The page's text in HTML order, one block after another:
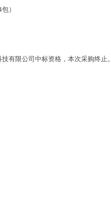
）
有限公司中标资格，本次采购终止。